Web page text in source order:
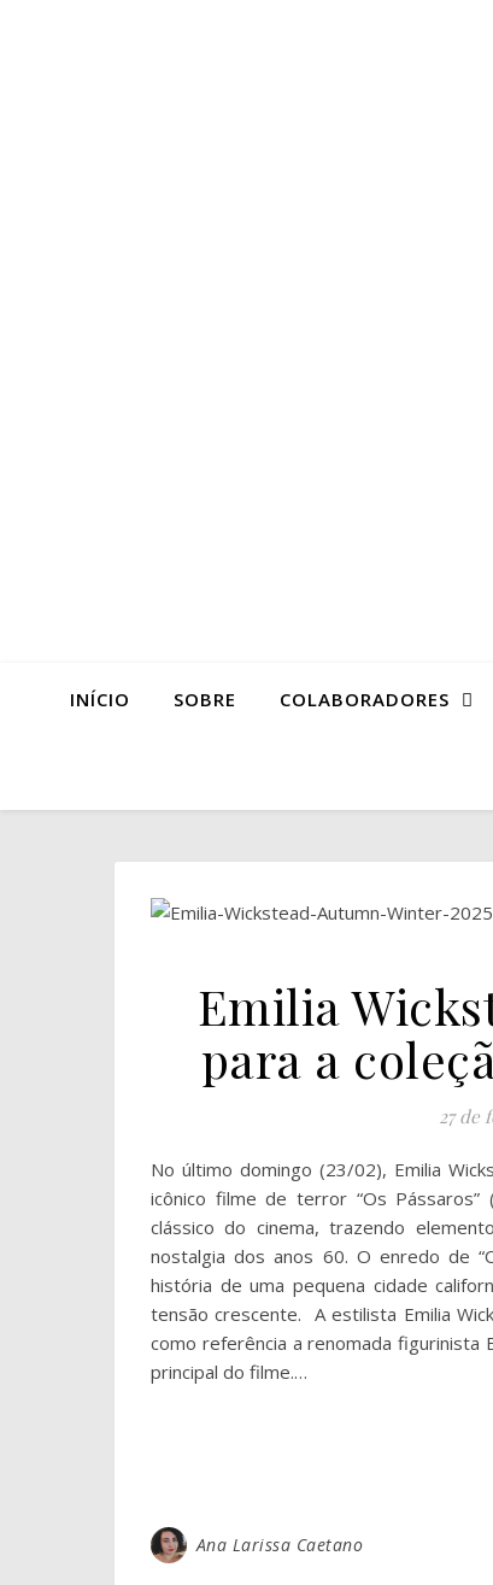
INÍCIO SOBRE COLABORADORES
Emilia
para a
27 de
No último domingo (23/02), Emilia
icônico filme de terror “Os
clássico do cinema, trazendo
nostalgia dos anos 60. O enredo de
história de uma pequena cidade
tensão crescente. A estilista Emilia
como referência a renomada figurinista
principal do filme.…
Ana Larissa Caetano